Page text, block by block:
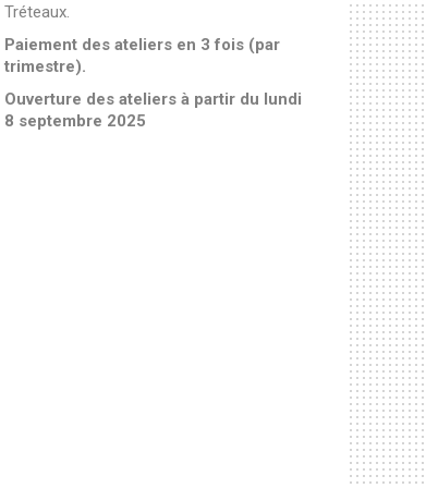
Tréteaux.
Paiement des ateliers en 3 fois (par
trimestre).
Ouverture des ateliers à partir du lundi
8 septembre 2025